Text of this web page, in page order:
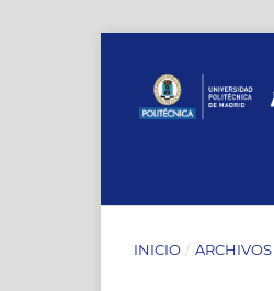
INICIO / ARCHIVOS